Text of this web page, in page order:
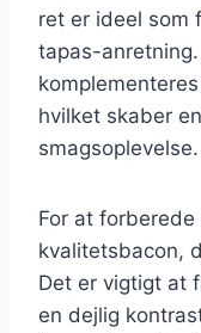
ret er ideel som
tapas-
hvilket skaber
smagsoplevelse.
For at
kvalitetsbacon,
Det er vigtigt at
en dejlig